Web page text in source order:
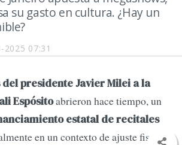
2025 07:31
su gasto en cultura. ¿Hay un
del presidente Javier Milei a la
Espósitoabrieron hace tiempo, un
estatal de recitales
en un contexto de ajuste fiscal y